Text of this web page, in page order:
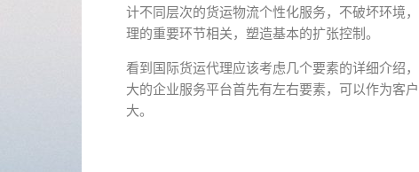
计不同层次的货运物流个性化服务，不破坏环境
理的重要环节相关，塑造基本的扩张控制。
看到国际货运代理应该考虑几个要素的详细介绍
大的企业服务平台首先有左右要素，可以作为客
大。